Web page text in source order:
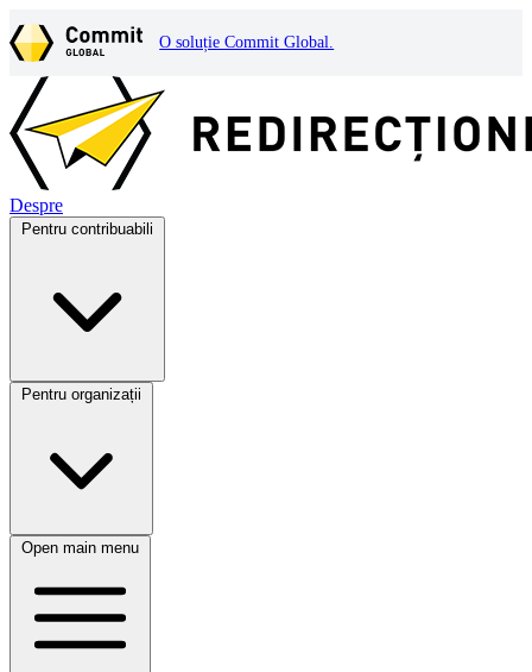
O soluție Commit Global.
Despre
Pentru contribuabili
Pentru organizații
Open main menu